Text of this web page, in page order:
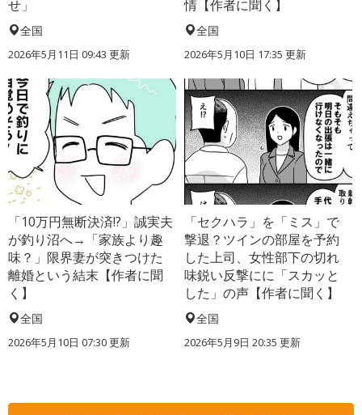
せ」
全国
2026年5月11日 09:43 更新
情【作者に聞く】
全国
2026年5月10日 17:35 更新
「10万円無断決済!?」誠実夫
が釣り沼へ→「家族より趣
味？」限界妻が突きつけた
離婚という結末【作者に聞
く】
全国
2026年5月10日 07:30 更新
「セクハラ」を「ミス」で
撃退？ツインの部屋を予約
した上司、女性部下の切れ
味鋭い反撃にに「スカッと
した」の声【作者に聞く】
全国
2026年5月9日 20:35 更新